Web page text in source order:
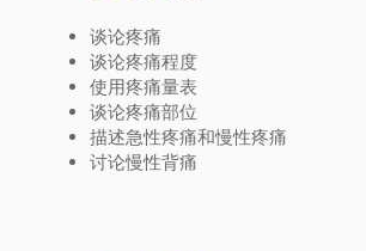
谈论疼痛
谈论疼痛程度
使用疼痛量表
谈论疼痛部位
描述急性疼痛和慢性疼痛
讨论慢性背痛